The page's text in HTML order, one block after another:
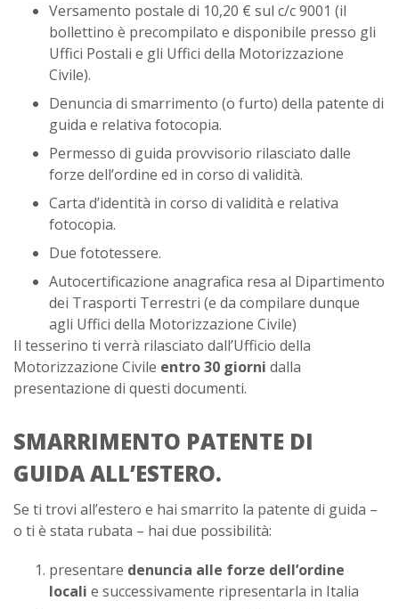
Versamento postale di 10,20 € sul c/c 9001 (il
bollettino è precompilato e disponibile presso gli
Uffici Postali e gli Uffici della Motorizzazione
Civile).
Denuncia di smarrimento (o furto) della patente di
guida e relativa fotocopia.
Permesso di guida provvisorio rilasciato dalle
forze dell’ordine ed in corso di validità.
Carta d’identità in corso di validità e relativa
fotocopia.
Due fototessere.
Autocertificazione anagrafica resa al Dipartimento
dei Trasporti Terrestri (e da compilare dunque
agli Uffici della Motorizzazione Civile)
Il tesserino ti verrà rilasciato dall’Ufficio della
Motorizzazione Civile entro 30 giorni dalla
presentazione di questi documenti.
SMARRIMENTO PATENTE DI
GUIDA ALL’ESTERO.
Se ti trovi all’estero e hai smarrito la patente di guida –
o ti è stata rubata – hai due possibilità:
presentare denuncia alle forze dell’ordine
locali e successivamente ripresentarla in Italia